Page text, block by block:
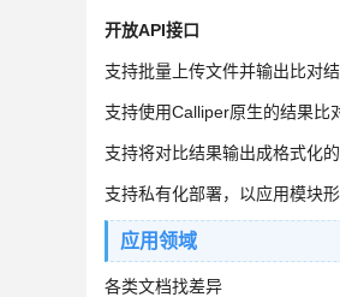
开放API接口
支持批量上传文件并输出比对
支持使用Calliper原生的结果比
支持将对比结果输出成格式化
支持私有化部署，以应用模块
应用领域
各类文档找差异